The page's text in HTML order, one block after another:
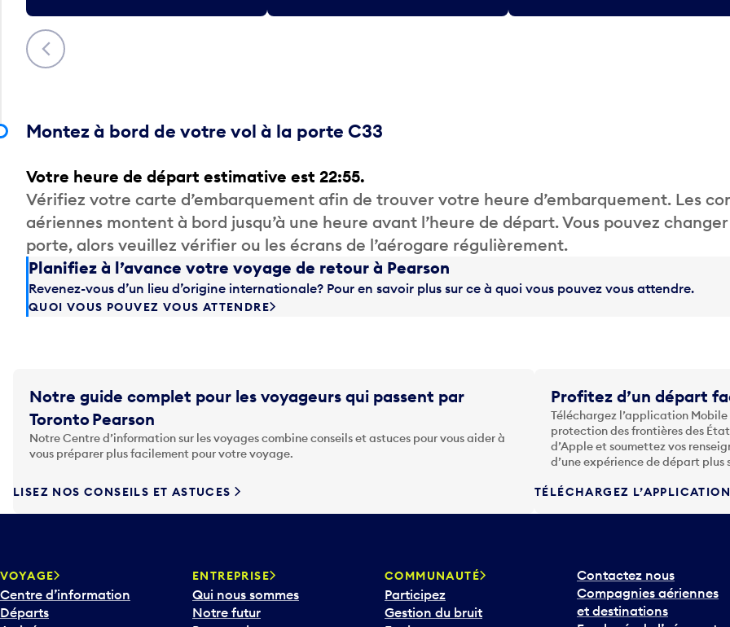
Précédent
Montez à bord de votre vol à la porte C33
Votre heure de départ estimative est 22:55.
Vérifiez votre carte d’embarquement afin de trouver votre heure d’embarquement. Les
aériennes montent à bord jusqu’à une heure avant l’heure de départ. Vous pouvez
porte, alors veuillez vérifier ou les écrans de l’aérogare régulièrement.
Planifiez à l’avance votre voyage de retour à Pearson
Revenez-vous d’un lieu d’origine internationale? Pour en savoir plus sur ce à quoi vous pouvez vous attendre.
QUOI VOUS POUVEZ VOUS ATTENDRE
Notre guide complet pour les voyageurs qui passent par
Toronto Pearson
Notre Centre d’information sur les voyages combine conseils et astuces pour vous aider à
vous préparer plus facilement pour votre voyage.
LISEZ NOS CONSEILS ET ASTUCES
Profitez d’un départ
Téléchargez l’application
protection des frontières des
d’Apple et soumettez vos
d’une expérience de départ plus
TÉLÉCHARGEZ L’APPLICATION
VOYAGE
Centre d’information
Départs
ENTREPRISE
Qui nous sommes
Notre futur
COMMUNAUTÉ
Participez
Gestion du bruit
Contactez nous
Compagnies aériennes
et destinations